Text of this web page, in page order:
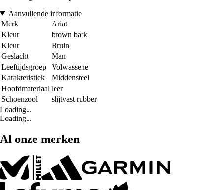
Aanvullende informatie
Merk
Ariat
Kleur
brown bark
Kleur
Bruin
Geslacht
Man
Leeftijdsgroep
Volwassene
Karakteristiek
Middensteel
Hoofdmateriaal leer
Schoenzool
slijtvast rubber
Loading...
Loading...
Al onze merken